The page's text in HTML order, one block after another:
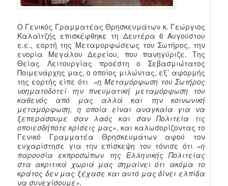
Ο Γενικός Γραμματέας Θρησκευμάτων κ. Γεώργιος
Καλαϊτζής επισκέφθηκε τη Δευτέρα 6 Αυγούστου
ε.ε., εορτή της Μεταμορφώσεως του Σωτήρος, την
ενορία Μεγάλου Δερείου, που πανηγύριζε. Της
Θείας Λειτουργίας προέστη ο Σεβασμιώτατος
Ποιμενάρχης μας, ο οποίος μιλώντας, εξ’ αφορμής
της εορτής είπε ότι «η Μεταμόρφωση του Σωτήρος
νοηματοδοτεί την πνευματική μεταμόρφωση του
καθενός από μας αλλά και την κοινωνική
μεταμόρφωση, η οποία είναι αναγκαία για να
ξεπεράσουμε σαν λαός και σαν Πολιτεία τις
οποιεσδήποτε κρίσεις μας», και καλωσορίζοντας το
Γενικό Γραμματέα Θρησκευμάτων αφού τον
ευχαρίστησε για την επίσκεψη του τόνισε ότι «η
παρουσία εκπροσώπων της Ελληνικής Πολιτείας
στα ακριτικά χωριά μας σημαίνει ότι ακόμα το
κράτος δεν μας ξέχασε και αυτό μας δίνει ελπίδα
να συνεχίσουμε».